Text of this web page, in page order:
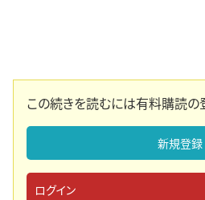
この続きを読むには有料購読の
新規登録
ログイン